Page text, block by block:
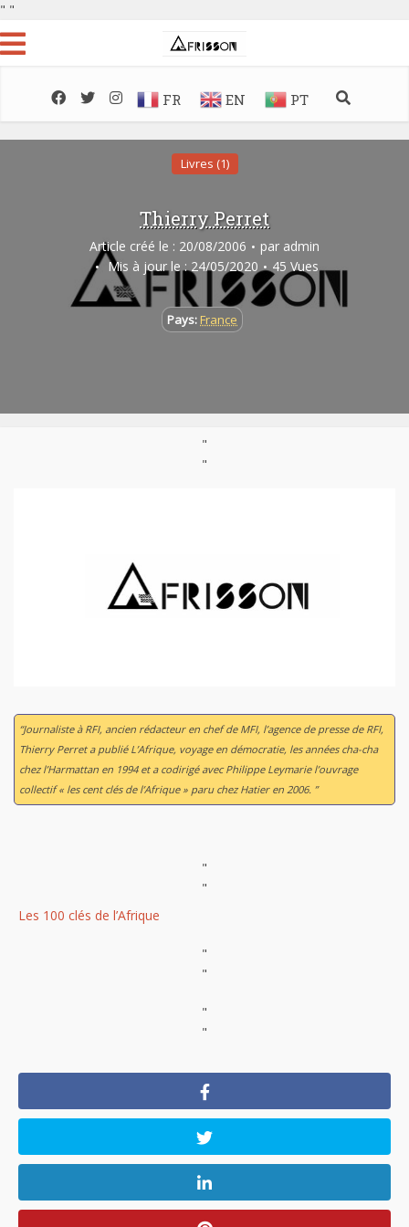
" "
FR EN PT
Livres (1)
Thierry Perret
Article créé le : 20/08/2006 par admin
Mis à jour le : 24/05/2020
45 Vues
Pays: France
"
"
“Journaliste à RFI, ancien rédacteur en chef de MFI, l’agence de presse de RFI,
Thierry Perret a publié L’Afrique, voyage en démocratie, les années cha-cha
chez l’Harmattan en 1994 et a codirigé avec Philippe Leymarie l’ouvrage
collectif « les cent clés de l’Afrique » paru chez Hatier en 2006. ”
"
"
Les 100 clés de l’Afrique
"
"
"
"